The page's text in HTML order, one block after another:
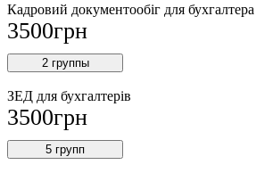
Кадровий документообіг для бухгалтера
3500грн
2 группы
ЗЕД для бухгалтерів
3500грн
5 групп